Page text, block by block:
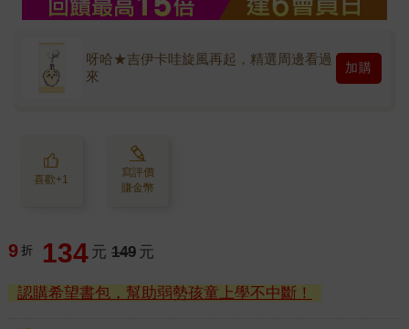
呀哈★吉伊卡哇旋風再起，精選周邊看過
來
加購
喜歡+1
寫評價
賺金幣
9 折 134 元 149 元
認購希望書包，幫助弱勢孩童上學不中斷！